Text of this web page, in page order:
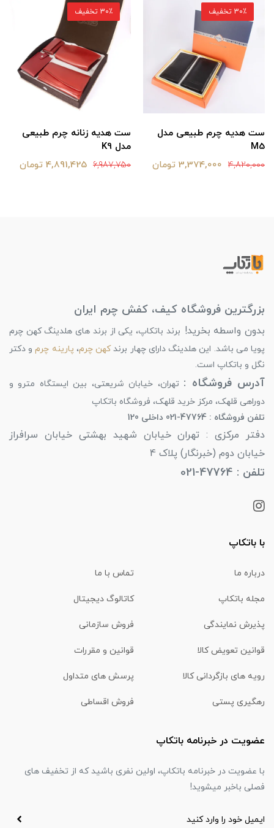
ست هدیه چرم طبیعی مدل
M5
4,820,000 3,374,000 تومان
30٪ تخفیف
ست هدیه زنانه چرم طبیعی
مدل K9
6,987,750 4,891,425 تومان
30٪ تخفیف
بزرگترین فروشگاه کیف، کفش چرم ایران
بدون واسطه بخرید! برند باتکاپ، یکی از برند های هلدینگ کهن چرم
پویا می باشد. این هلدینگ دارای چهار برندکهن چرم، پارینه چرمو دکتر
نگل و باتکاپ است.
آدرس فروشگاه : تهران، خیابان شریعتی، بین ایستگاه مترو و
دوراهی قلهک، مرکز خرید قلهک، فروشگاه باتکاپ
تلفن فروشگاه : 47764-021 داخلی 120
دفتر مرکزی : تهران خیابان شهید بهشتی خیابان سرافراز
خیابان دوم (خبرنگار) پلاک 4
تلفن : 47764-021
با باتکاپ
درباره ما تماس با ما
مجله باتکاپ کاتالوگ دیجیتال
پذیرش نمایندگی فروش سازمانی
قوانین تعویض کالا قوانین و مقررات
رویه های بازگردانی کالا پرسش های متداول
رهگیری پستی فروش اقساطی
عضویت در خبرنامه باتکاپ
با عضویت در خبرنامه باتکاپ، اولین نفری باشید که از تخفیف های
فصلی باخبر میشوید!